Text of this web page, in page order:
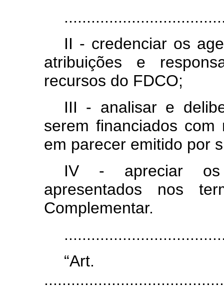
II - credenciar os
atribuições e
recursos do FDCO;
III - analisar e
serem financiados
em parecer emitido por
IV - apreciar os
apresentados nos
Complementar.